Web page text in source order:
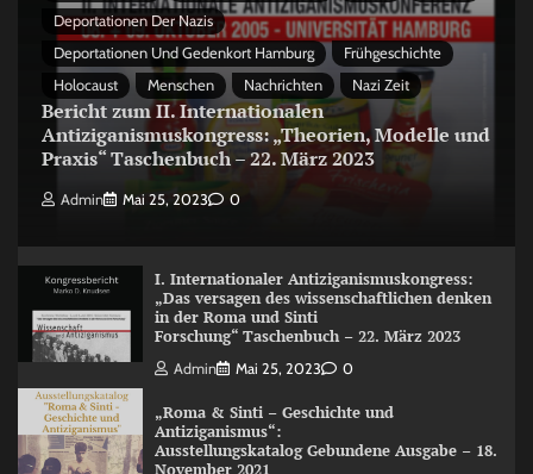
Deportationen Der Nazis
Deportationen Und Gedenkort Hamburg
Frühgeschichte
Holocaust
Menschen Nachrichten Nazi Zeit
Bericht zum II. Internationalen
Antiziganismuskongress: „Theorien, Modelle und
Praxis“ Taschenbuch – 22. März 2023
Admin Mai 25, 2023 0
I. Internationaler Antiziganismuskongress:
„Das versagen des wissenschaftlichen denken
in der Roma und Sinti
Forschung“ Taschenbuch – 22. März 2023
Admin Mai 25, 2023 0
„Roma & Sinti – Geschichte und
Antiziganismus“:
Ausstellungskatalog Gebundene Ausgabe – 18.